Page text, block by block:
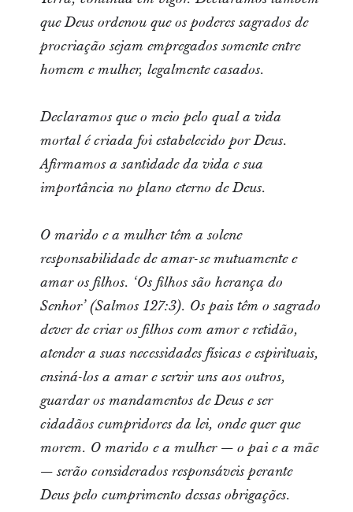
que Deus ordenou que os poderes sagrados de
procriação sejam empregados somente entre
homem e mulher, legalmente casados.
Declaramos que o meio pelo qual a vida
mortal é criada foi estabelecido por Deus.
Afirmamos a santidade da vida e sua
importância no plano eterno de Deus.
O marido e a mulher têm a solene
responsabilidade de amar-se mutuamente e
amar os filhos. ‘Os filhos são herança do
Senhor’ (Salmos 127:3). Os pais têm o sagrado
dever de criar os filhos com amor e retidão,
atender a suas necessidades físicas e espirituais,
ensiná-los a amar e servir uns aos outros,
guardar os mandamentos de Deus e ser
cidadãos cumpridores da lei, onde quer que
morem. O marido e a mulher — o pai e a mãe
— serão considerados responsáveis perante
Deus pelo cumprimento dessas obrigações.